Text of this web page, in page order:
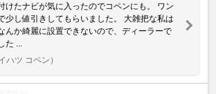
けたナビが気に入ったのでコペンにも。 ワン
少し値引きしてもらいました。 大雑把な私は
んか綺麗に設置できないので、ディーラーで
...
ハツ コペン）